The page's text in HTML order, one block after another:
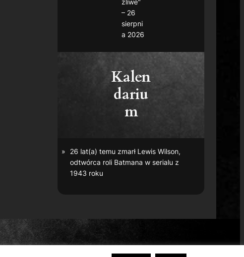
– 26
sierpni
a 2026
Kalen
dariu
m
26 lat(a) temu zmarł Lewis Wilson,
odtwórca roli Batmana w serialu z
1943 roku